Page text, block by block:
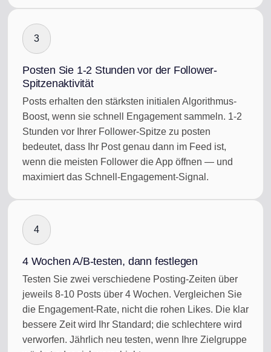
3
Posten Sie 1-2 Stunden vor der Follower-
Spitzenaktivität
Posts erhalten den stärksten initialen Algorithmus-
Boost, wenn sie schnell Engagement sammeln. 1-2
Stunden vor Ihrer Follower-Spitze zu posten
bedeutet, dass Ihr Post genau dann im Feed ist,
wenn die meisten Follower die App öffnen — und
maximiert das Schnell-Engagement-Signal.
4
4 Wochen A/B-testen, dann festlegen
Testen Sie zwei verschiedene Posting-Zeiten über
jeweils 8-10 Posts über 4 Wochen. Vergleichen Sie
die Engagement-Rate, nicht die rohen Likes. Die klar
bessere Zeit wird Ihr Standard; die schlechtere wird
verworfen. Jährlich neu testen, wenn Ihre Zielgruppe